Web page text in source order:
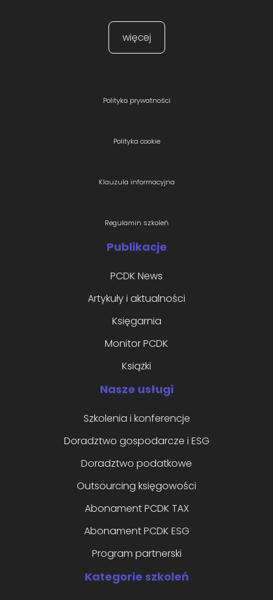
więcej
Polityka prywatności
Polityka cookie
Klauzula informacyjna
Regulamin szkoleń
Publikacje
PCDK News
Artykuły i aktualności
Księgarnia
Monitor PCDK
Książki
Nasze usługi
Szkolenia i konferencje
Doradztwo gospodarcze i ESG
Doradztwo podatkowe
Outsourcing księgowości
Abonament PCDK TAX
Abonament PCDK ESG
Program partnerski
Kategorie szkoleń